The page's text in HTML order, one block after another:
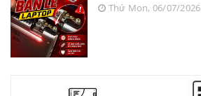
Thứ Mon, 06/07/2026